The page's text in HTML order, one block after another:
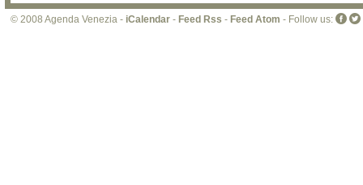
© 2008 Agenda Venezia - iCalendar - Feed Rss - Feed Atom - Follow us: